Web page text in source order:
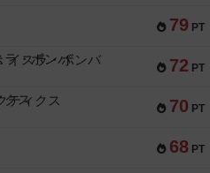
79 PT
72 PT
イスラ・ボンバ
70 PT
ティクス
68 PT